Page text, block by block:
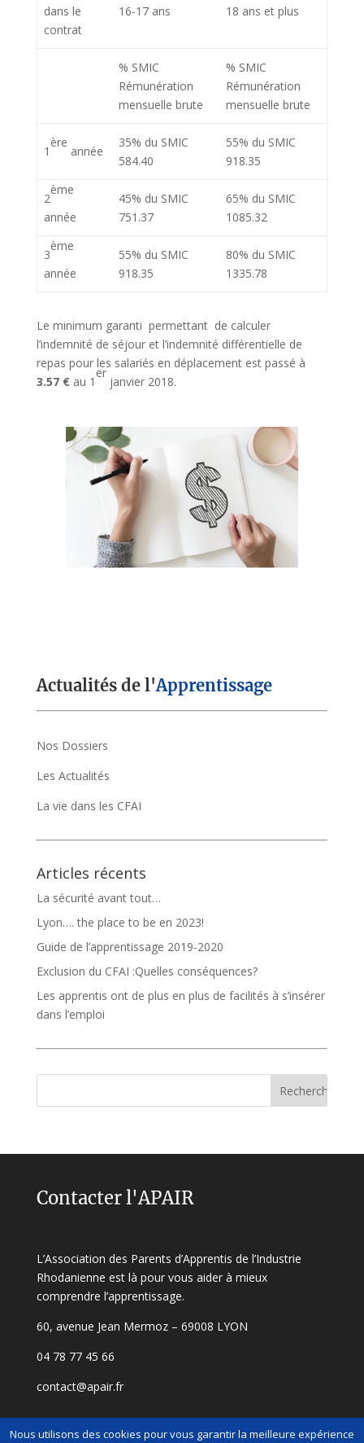
dans le
contrat
16-17 ans 18 ans et plus
% SMIC
Rémunération
mensuelle brute
% SMIC
Rémunération
mensuelle brute
1
ère
année
35% du SMIC
584.40
55% du SMIC
918.35
2
ème
année
45% du SMIC
751.37
65% du SMIC
1085.32
3
ème
année
55% du SMIC
918.35
80% du SMIC
1335.78
Le minimum garanti permettant de calculer
l’indemnité de séjour et l’indemnité différentielle de
repas pour les salariés en déplacement est passé à
3.57 € au 1
er
janvier 2018.
Actualités de l'Apprentissage
Nos Dossiers
Les Actualités
La vie dans les CFAI
Articles récents
La sécurité avant tout…
Lyon…. the place to be en 2023!
Guide de l’apprentissage 2019-2020
Exclusion du CFAI :Quelles conséquences?
Les apprentis ont de plus en plus de facilités à s’insérer
dans l’emploi
Contacter l'APAIR
L’Association des Parents d’Apprentis de l’Industrie
Rhodanienne est là pour vous aider à mieux
comprendre l’apprentissage.
60, avenue Jean Mermoz – 69008 LYON
04 78 77 45 66
contact@apair.fr
Nous utilisons des cookies pour vous garantir la meilleure expérience